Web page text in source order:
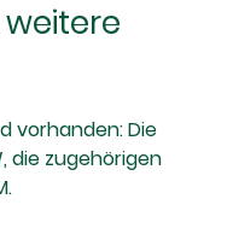
weitere
vorhanden: Die
die zugehörigen